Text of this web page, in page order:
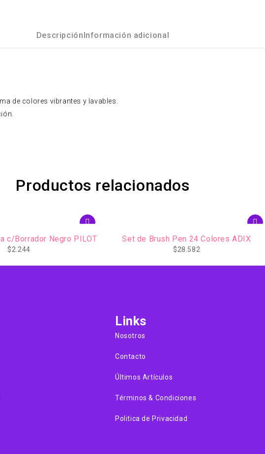
DescripciónInformación adicional
de colores vibrantes y lavables.
Productos relacionados
Brush Pen 24 Colores ADIX Marcador Lettering Pen Set 3U
Links
Nosotros
Contacto
Últimos Artículos
Términos & Condiciones
Politica de Privacidad